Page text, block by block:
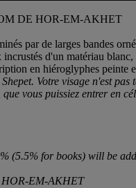
DE HOR-EM-AKHET
par de larges bandes
d'un matériau
en hiéroglyphes
Votre visage n'est
vous puissiez entrer en
(5.5% for books) will be
EM-AKHET